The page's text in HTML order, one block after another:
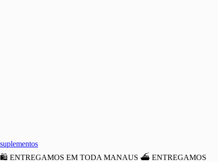
suplementos
🛍 ENTREGAMOS EM TODA MANAUS ⛴️ ENTREGAMOS